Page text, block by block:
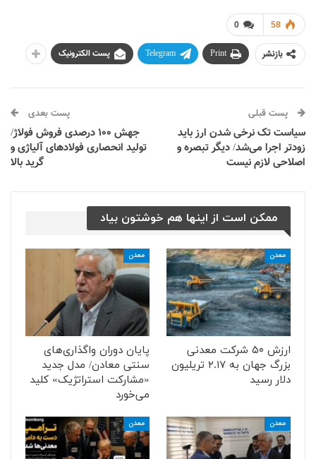
0 58
بازنشر Print
Telegram پست الکترونیک
پست قبلی
سیاست تک نرخی شدن ارز باید
زودتر اجرا می‌شد/ دیگر تبصره و
اصلاحی لازم نیست
پست بعدی
جهش ۱۰۰ درصدی فروش فولاژ/
تولید انحصاری فولادهای آلیاژی و
گرید بالا
ممکن است از اینها هم خوشتون بیاد
معدن
ارزش ۵۰ شرکت معدنی
بزرگ جهان به ۲.۱۷ تریلیون
دلار رسید
معدن
پایان دوران واگذاری‌های
سنتی معادن/ مدل جدید
«مشارکت استراتژیک» کلید
می‌خورد
معدن معدن